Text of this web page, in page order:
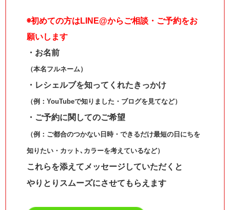
◉初めての方はLINE@からご相談・ご予約をお
願いします
・お名前
（本名フルネーム）
・レシェルブを知ってくれたきっかけ
（例：YouTubeで知りました・ブログを見てなど）
・ご予約に関してのご希望
（例：ご都合のつかない日時・できるだけ最短の日にちを
知りたい・カット､カラーを考えているなど）
これらを添えてメッセージしていただくと
やりとりスムーズにさせてもらえます